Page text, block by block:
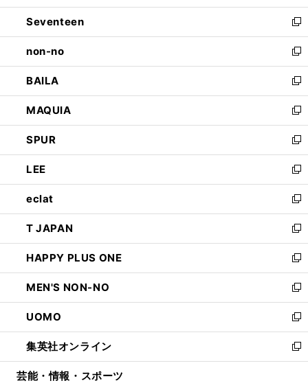
開
く
ウ
で
開
く
ン
ド
ウ
で
開
く
Seventeen
新
し
い
ウ
ィ
ン
ド
ウ
で
開
く
non-no
新
し
い
ウ
ィ
ン
ド
ウ
で
開
く
BAILA
新
し
い
ウ
ィ
ン
ド
ウ
で
開
く
MAQUIA
新
し
い
ウ
ィ
ン
ド
ウ
で
開
く
SPUR
新
し
い
ウ
ィ
ン
ド
ウ
で
開
く
LEE
新
し
い
ウ
ィ
ン
ド
ウ
で
開
く
eclat
新
し
い
ウ
ィ
ン
ド
ウ
で
開
く
T JAPAN
新
し
い
ウ
ィ
ン
ド
ウ
で
開
HAPPY PLUS ONE
新
し
い
ウ
ィ
ン
ド
ウ
MEN'S NON-NO
新
し
い
ウ
ィ
ン
UOMO
新
し
い
ウ
集英社オンライン
新
し
芸能・情報・スポーツ